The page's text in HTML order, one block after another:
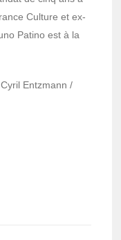
Culture et ex-
Patino est à la
Entzmann /